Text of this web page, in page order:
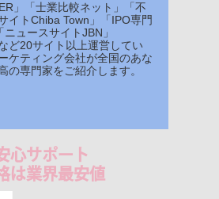
」「士業比較ネット」「不
イトChiba Town」「IPO専門
ュースサイトJBN」
ど20サイト以上運営してい
ケティング会社が全国のあな
の専門家をご紹介します。
心サポート
は業界最安値